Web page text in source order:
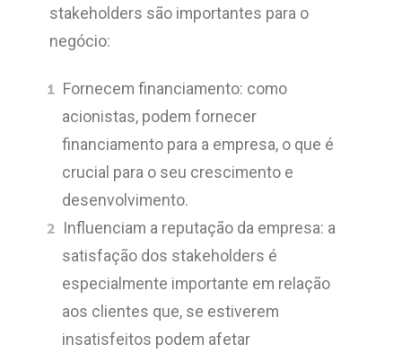
stakeholders são importantes para o
negócio:
Fornecem financiamento: como
acionistas, podem fornecer
financiamento para a empresa, o que é
crucial para o seu crescimento e
desenvolvimento.
Influenciam a reputação da empresa: a
satisfação dos stakeholders é
especialmente importante em relação
aos clientes que, se estiverem
insatisfeitos podem afetar